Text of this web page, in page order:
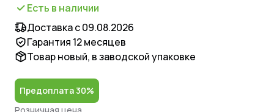
Есть в наличии
Доставка с 09.08.2026
Гарантия 12 месяцев
Товар новый, в заводской упаковке
Предоплата 30%